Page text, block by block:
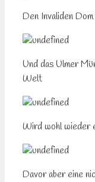
Den Invaliden
Und das Ulmer
Welt
Wird wohl wieder
Davor aber eine